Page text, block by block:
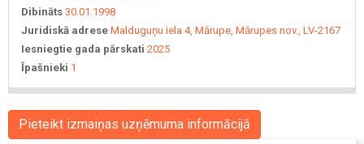
Dibināts 30.01.1998
Juridiskā adrese Malduguņu iela 4, Mārupe, Mārupes nov., LV-2167
Iesniegtie gada pārskati 2025
Īpašnieki 1
Pieteikt izmaiņas uzņēmuma informācijā